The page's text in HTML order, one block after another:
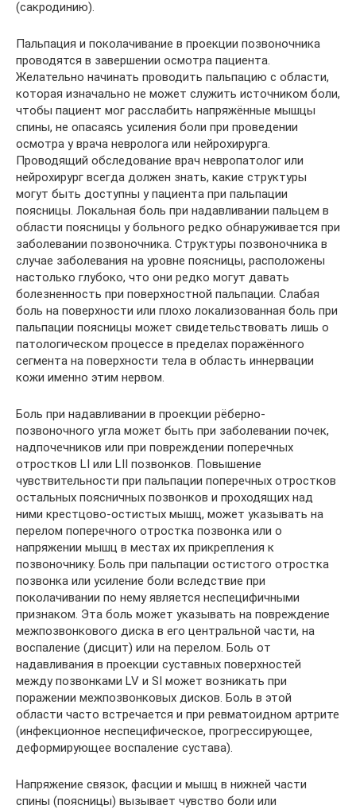
(сакродинию).
Пальпация и поколачивание в проекции позвоночника
проводятся в завершении осмотра пациента.
Желательно начинать проводить пальпацию с области,
которая изначально не может служить источником боли,
чтобы пациент мог расслабить напряжённые мышцы
спины, не опасаясь усиления боли при проведении
осмотра у врача невролога или нейрохирурга.
Проводящий обследование врач невропатолог или
нейрохирург всегда должен знать, какие структуры
могут быть доступны у пациента при пальпации
поясницы. Локальная боль при надавливании пальцем в
области поясницы у больного редко обнаруживается при
заболевании позвоночника. Структуры позвоночника в
случае заболевания на уровне поясницы, расположены
настолько глубоко, что они редко могут давать
болезненность при поверхностной пальпации. Слабая
боль на поверхности или плохо локализованная боль при
пальпации поясницы может свидетельствовать лишь о
патологическом процессе в пределах поражённого
сегмента на поверхности тела в область иннервации
кожи именно этим нервом.
Боль при надавливании в проекции рёберно-
позвоночного угла может быть при заболевании почек,
надпочечников или при повреждении поперечных
отростков LI или LII позвонков. Повышение
чувствительности при пальпации поперечных отростков
остальных поясничных позвонков и проходящих над
ними крестцово-остистых мышц, может указывать на
перелом поперечного отростка позвонка или о
напряжении мышц в местах их прикрепления к
позвоночнику. Боль при пальпации остистого отростка
позвонка или усиление боли вследствие при
поколачивании по нему является неспецифичными
признаком. Эта боль может указывать на повреждение
межпозвонкового диска в его центральной части, на
воспаление (дисцит) или на перелом. Боль от
надавливания в проекции суставных поверхностей
между позвонками LV и SI может возникать при
поражении межпозвонковых дисков. Боль в этой
области часто встречается и при ревматоидном артрите
(инфекционное неспецифическое, прогрессирующее,
деформирующее воспаление сустава).
Напряжение связок, фасции и мышц в нижней части
спины (поясницы) вызывает чувство боли или